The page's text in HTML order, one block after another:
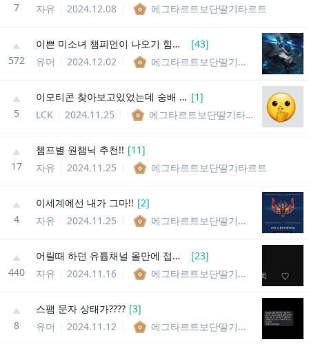
7
자유
2024.12.08 에그타르트보단딸기타르트
572
이쁜 미소녀 챔피언이 나오기 힘든 이유 [43]
유머
2024.12.02 에그타르트보단딸기타르트
5
이모티콘 찾아보고있었는데 숭배 해버림... [1]
LCK
2024.11.25 에그타르트보단딸기타르트
17
챔프별 원챔닉 추천!! [11]
자유
2024.11.25 에그타르트보단딸기타르트
4
이세계에선 내가 그마!! [2]
자유
2024.11.25 에그타르트보단딸기타르트
440
어릴때 하던 유튭채널 올만에 접속했는데... [23]
자유
2024.11.16 에그타르트보단딸기타르트
8
스팸 문자 상태가???? [3]
유머
2024.11.12 에그타르트보단딸기타르트